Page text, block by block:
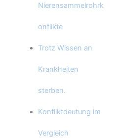
Nierensammelrohrk
onflikte
Trotz Wissen an
Krankheiten
sterben.
Konfliktdeutung im
Vergleich